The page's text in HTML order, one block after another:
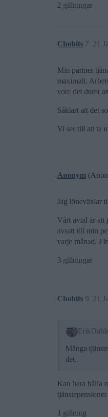
2 gillningar
Chobits 21
7
Min partner
maximalt.
vore det dumt
Såklart att det
Vi ser till att ta
Anonym
Jag löneväxlar
Vårt avtal är att
avsatt till min
varje månad.
3 gillningar
Chobits 21
9
Många
det.
Kan bara hålla
1 gillning